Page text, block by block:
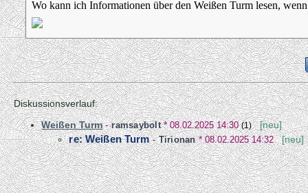
Wo kann ich Informationen über den Weißen Turm lesen,
Diskussionsverlauf:
Weißen Turm-ramsaybolt*08.02.2025 14:30 (1) [neu]
re: Weißen Turm-Tirionan*08.02.2025 14:32 [neu]